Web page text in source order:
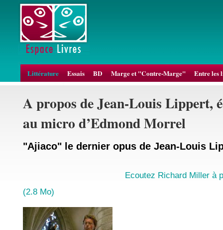
Littérature Essais BD Marge et "Contre-Marge" Entre les
A propos de Jean-Louis Lippert,
au micro d’Edmond Morrel
"Ajiaco" le dernier opus de Jean-Louis
Ecoutez Richard Miller à
(2.8 Mo)